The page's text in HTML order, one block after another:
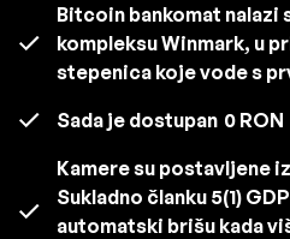
Bitcoin bankomat nalazi
kompleksu Winmark, u
stepenica koje vode s
Sada je dostupan 0 RON
Kamere su postavljene
Sukladno članku 5(1)
automatski brišu kada